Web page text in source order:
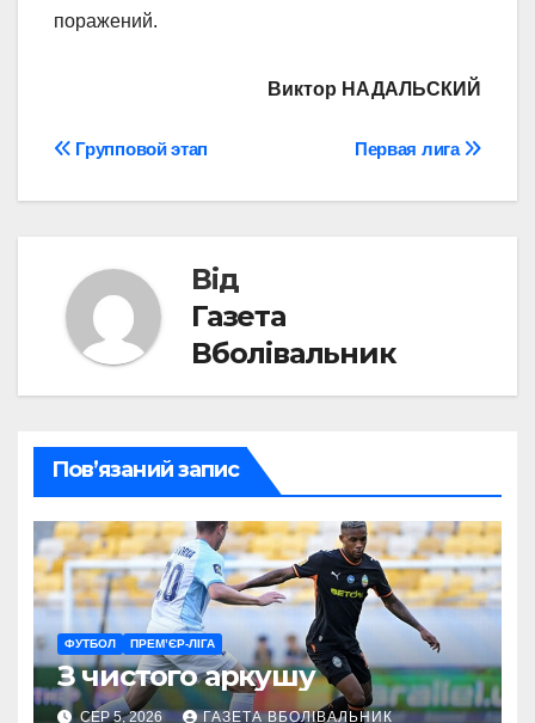
поражений.
Виктор НАДАЛЬСКИЙ
Навігація
записів
Первая лига
Групповой этап
Від
Газета
Вболівальник
Пов’язаний запис
ФУТБОЛ ПРЕМ’ЄР-ЛІГА
З чистого аркушу
СЕР 5, 2026 ГАЗЕТА ВБОЛІВАЛЬНИК